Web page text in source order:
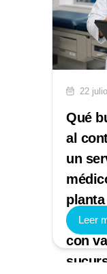
22
Qué
al
un
con
Leer